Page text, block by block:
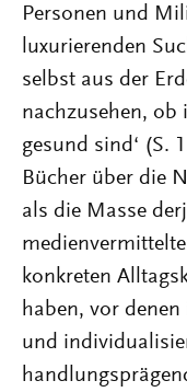
Personen und
luxurierenden
selbst aus der
nachzusehen, ob
gesund sind‘ (S.
Bücher über die
als die Masse
konkreten
haben, vor
und